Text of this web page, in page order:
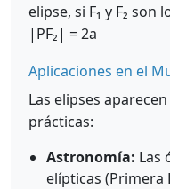
elipse, si F₁ y F₂
|PF₂| = 2a
Aplicaciones en el
Las elipses
prácticas:
Astronomía: Las
elípticas (Primera